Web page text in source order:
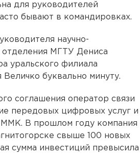
для руководителей
бывают в командировках.
научно-
отделения МГТУ Дениса
уральского филиала
буквально минуту.
соглашения оператор связи
передовых цифровых услуг и
ММК. В прошлом году компания
свыше 100 новых
сумма инвестиций превысила